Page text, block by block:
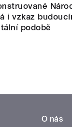
i vzkaz
podobě
O nás